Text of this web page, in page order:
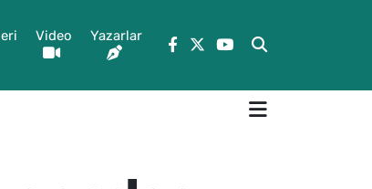
Video Yazarlar